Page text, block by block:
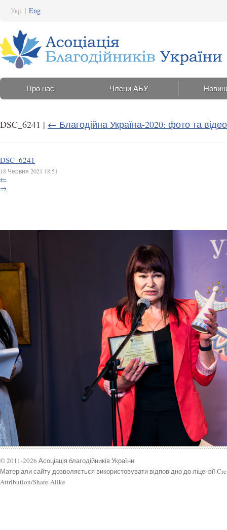
Укр | Eng
Про нас Члени АБУ
DSC_6241 | ← Благодійна Україна-2020: фото та
DSC_6241
18 Червня 2021 18:51
←
→
© 2011-2026 Асоціація благодійників України
Матеріали сайту дозволяється використовувати відповідно до ліцензії
Attribution/Share-Alike